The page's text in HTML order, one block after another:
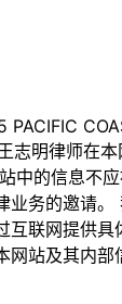
志明律师在
中的信息不应
业务的邀请
互联网提供
网站及其内